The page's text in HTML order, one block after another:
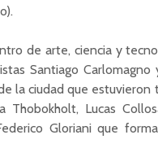
de arte, ciencia y
Santiago Carlomagno
la ciudad que
Thobokholt, Lucas
Gloriani que